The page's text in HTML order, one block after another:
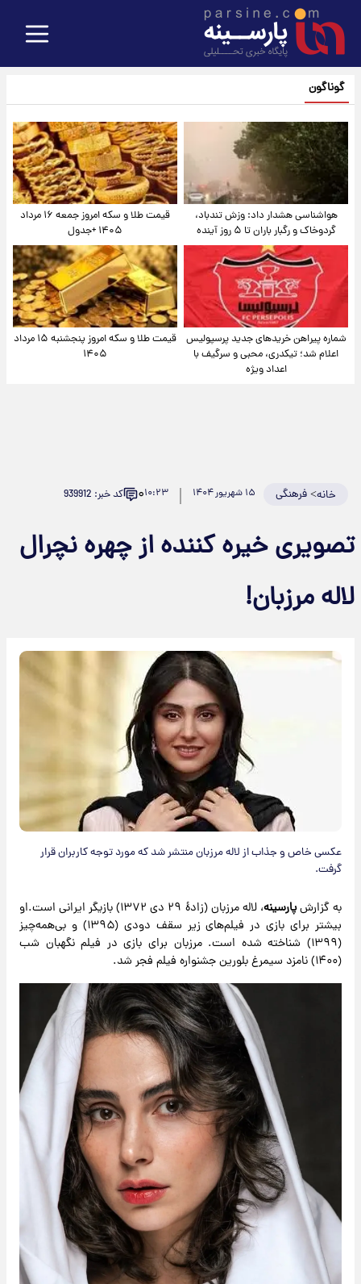
گوناگون
هواشناسی هشدار داد: وزش تندباد،
گردوخاک و رگبار باران تا ۵ روز آینده
قیمت طلا و سکه امروز جمعه ۱۶ مرداد
۱۴۰۵ +جدول
شماره پیراهن خریدهای جدید پرسپولیس
اعلام شد؛ تیکدری، محبی و سرگیف با
اعداد ویژه
قیمت طلا و سکه امروز پنجشنبه ۱۵ مرداد
۱۴۰۵
خانه>فرهنگی ۱۵ شهریور ۱۴۰۴ ۱۰:۲۳۰ کد خبر: 939912
تصویری خیره کننده از چهره نچرال
لاله مرزبان!
عکسی خاص و جذاب از لاله مرزبان منتشر شد که مورد توجه کاربران قرار
گرفت.
به گزارشپارسینه
، لاله مرزبان (زادهٔ ۲۹ دی ۱۳۷۲) بازیگر ایرانی است.او
بیشتر برای بازی در فیلم‌های زیر سقف دودی (۱۳۹۵) و بی‌همه‌چیز
(۱۳۹۹) شناخته شده است. مرزبان برای بازی در فیلم نگهبان شب
(۱۴۰۰) نامزد سیمرغ بلورین جشنواره فیلم فجر شد.